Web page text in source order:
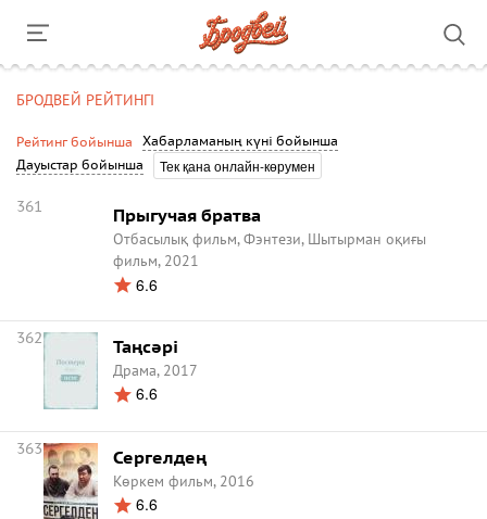
БРОДВЕЙ РЕЙТИНГІ
Рейтинг бойынша
Хабарламаның күні бойынша
Дауыстар бойынша
Тек қана онлайн-көрумен
361 Прыгучая братва
Отбасылық фильм, Фэнтези, Шытырман оқиғы
фильм, 2021
6.6
362 Таңсәрі
Драма, 2017
6.6
363 Сергелдең
Көркем фильм, 2016
6.6